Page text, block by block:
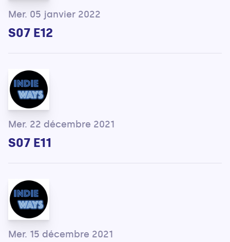
Mer. 05 janvier 2022
S07 E12
Mer. 22 décembre 2021
S07 E11
Mer. 15 décembre 2021